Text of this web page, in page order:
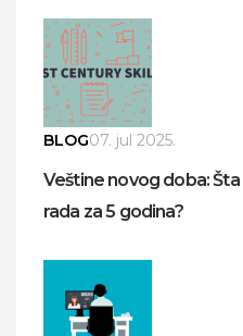
BLOG07. jul 2025.
Veštine novog doba:
rada za 5 godina?